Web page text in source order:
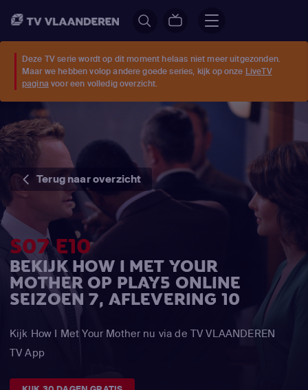
Deze TV serie wordt op dit moment helaas niet meer uitgezonden.
Maar we hebben volop andere goede series, kijk op onze LiveTV
pagina voor een volledig overzicht.
Terug naar overzicht
S07 E10
BEKIJK HOW I MET YOUR
MOTHER OP PLAY5 ONLINE
SEIZOEN 7, AFLEVERING 10
Kijk How I Met Your Mother nu via de TV VLAANDEREN
TV App